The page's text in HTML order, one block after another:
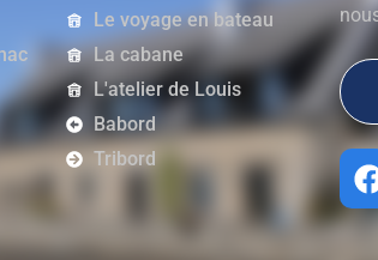
Le voyage en bateau
La cabane
L'atelier de Louis
Babord
Tribord